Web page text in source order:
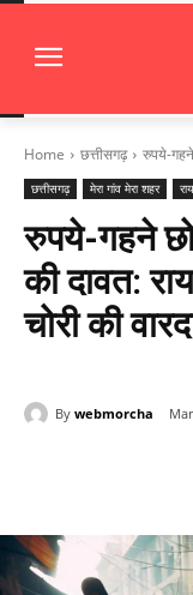
Home छत्तीसगढ़ रुपये-गहने
छत्तीसगढ़ मेरा गांव मेरा शहर
रुपये-गहने
की दावत:
चोरी की
By webmorcha